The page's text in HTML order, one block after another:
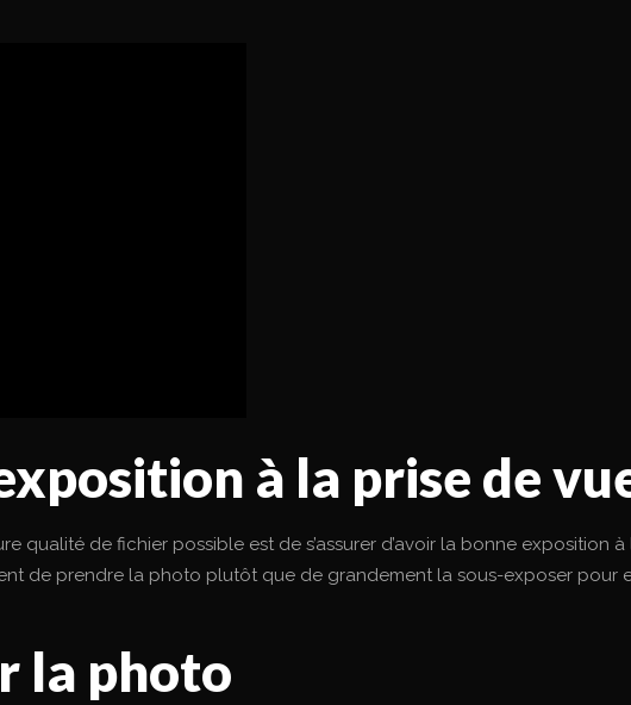
à la prise de
qualité de fichier possible est de s’assurer d’avoir la bonne exposition
de prendre la photo plutôt que de grandement la sous-exposer pour
la photo